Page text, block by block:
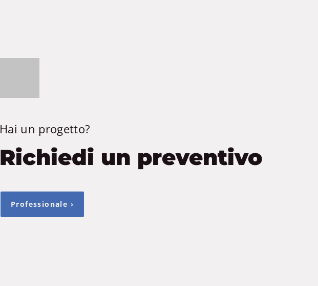
Hai un progetto?
Richiedi un preventivo
Professionale ›